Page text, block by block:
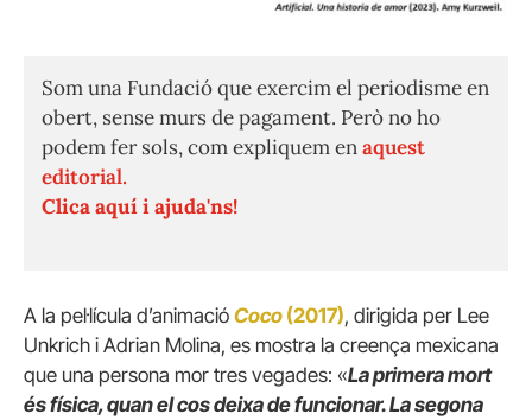
Som una Fundació que exercim el periodisme en
obert, sense murs de pagament. Però no ho
podem fer sols, com expliquem enaquest
editorial.
Clica aquí i ajuda'ns!
A la pel·lícula d’animació Coco (2017), dirigida per Lee
Unkrich i Adrian Molina, es mostra la creença mexicana
que una persona mor tres vegades: «La primera mort
és física, quan el cos deixa de funcionar. La segona